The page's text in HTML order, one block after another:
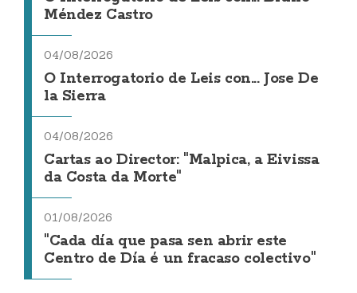
Méndez Castro
04/08/2026
O Interrogatorio de Leis con... Jose De
la Sierra
04/08/2026
Cartas ao Director: "Malpica, a Eivissa
da Costa da Morte"
01/08/2026
"Cada día que pasa sen abrir este
Centro de Día é un fracaso colectivo"